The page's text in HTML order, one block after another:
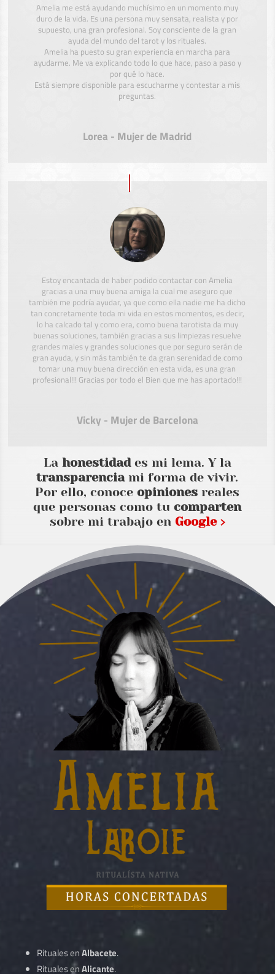
Amelia me está ayudando muchísimo en un momento muy
duro de la vida. Es una persona muy sensata, realista y por
supuesto, una gran profesional. Soy consciente de la gran
ayuda del mundo del tarot y los rituales.
Amelia ha puesto su gran experiencia en marcha para
ayudarme. Me va explicando todo lo que hace, paso a paso y
por qué lo hace.
Está siempre disponible para escucharme y contestar a mis
preguntas.
Lorea - Mujer de Madrid
Estoy encantada de haber podido contactar con Amelia
gracias a una muy buena amiga la cual me aseguro que
también me podría ayudar, ya que como ella nadie me ha dicho
tan concretamente toda mi vida en estos momentos, es decir,
lo ha calcado tal y como era, como buena tarotista da muy
buenas soluciones, también gracias a sus limpiezas resuelve
grandes males y grandes soluciones que por seguro serán de
gran ayuda, y sin más también te da gran serenidad de como
tomar una muy buena dirección en esta vida, es una gran
profesional!!! Gracias por todo el Bien que me has aportado!!!
Vicky - Mujer de Barcelona
La honestidades mi lema. Y la
transparenciami forma de vivir.
Por ello, conoceopiniones reales
que personas como tucomparten
sobre mi trabajo en Google ›
Rituales enAlbacete.
Rituales enAlicante.